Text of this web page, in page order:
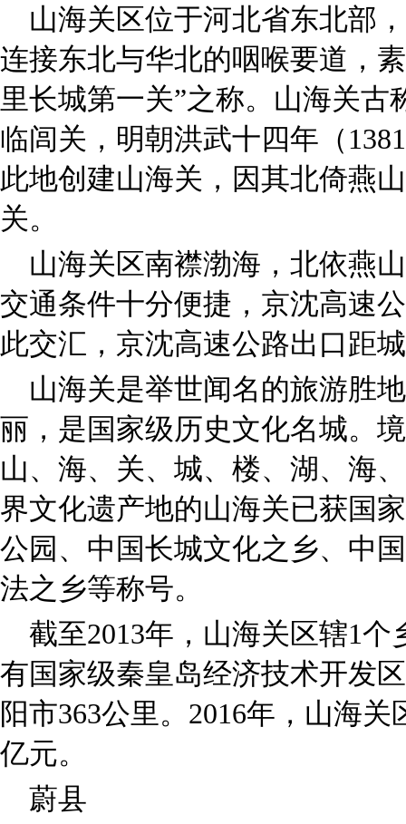
山海关区位于河北省东北部
连接东北与华北的咽喉要道，
里长城第一关”之称。山海关古
临闾关，明朝洪武十四年（
此地创建山海关，因其北倚燕
关。
山海关区南襟渤海，北依燕
交通条件十分便捷，京沈高速
此交汇，京沈高速公路出口距
山海关是举世闻名的旅游胜
丽，是国家级历史文化名城。
山、海、关、城、楼、湖、海
界文化遗产地的山海关已获国
公园、中国长城文化之乡、中
法之乡等称号。
截至2013年，山海关区辖1
有国家级秦皇岛经济技术开发
阳市363公里。2016年，山海
亿元。
蔚县